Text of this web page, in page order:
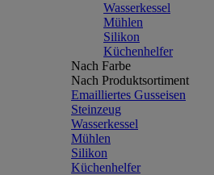
Wasserkessel
Mühlen
Silikon
Küchenhelfer
Nach Farbe
Nach Produktsortiment
Emailliertes Gusseisen
Steinzeug
Wasserkessel
Mühlen
Silikon
Küchenhelfer